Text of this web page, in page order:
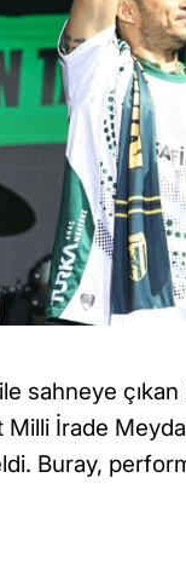
sahneye
Milli İrade
Buray,